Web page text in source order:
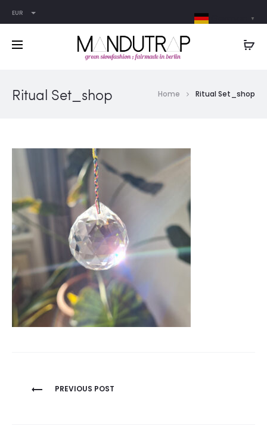
EUR
Ritual Set_shop Home Ritual Set_shop
Beitragsnavigation
PREVIOUS POST
▼